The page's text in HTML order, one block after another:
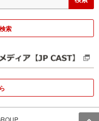
索